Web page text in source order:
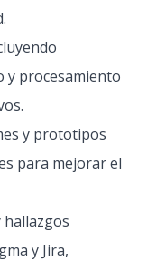
y procesamiento
y prototipos
para mejorar el
hallazgos
y Jira,